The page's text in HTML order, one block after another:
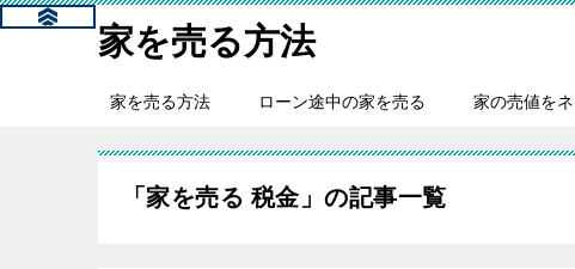
家を売る方法
家を売る方法 ローン途中の家を売る 家の売値を
「家を売る 税金」の記事一覧